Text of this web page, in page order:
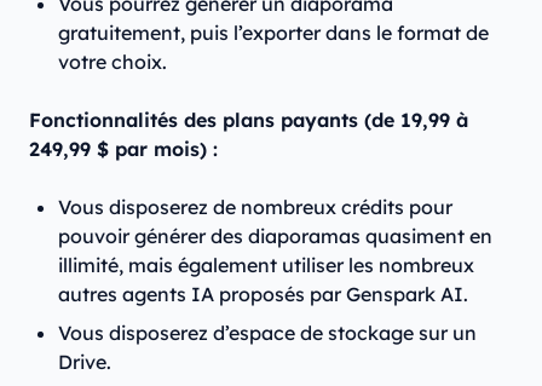
gratuitement, puis l’exporter dans le format de
votre choix.
Fonctionnalités des plans payants (de 19,99 à
249,99 $ par mois) :
Vous disposerez de nombreux crédits pour
pouvoir générer des diaporamas quasiment en
illimité, mais également utiliser les nombreux
autres agents IA proposés par Genspark AI.
Vous disposerez d’espace de stockage sur un
Drive.